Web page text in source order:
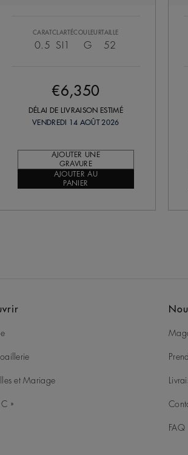
CARAT
0.5
CLARTÉ
SI1
COULEUR
G
TAILLE
52
€6,350
DÉLAI DE LIVRAISON ESTIMÉ
VENDREDI 14 AOÛT 2026
AJOUTER UNE
GRAVURE
AJOUTER AU
PANIER
et Mariage
C »
FAQ